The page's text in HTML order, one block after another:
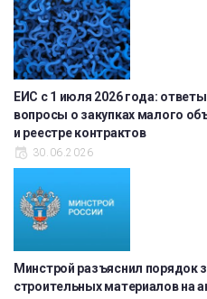
ЕИС с 1 июля 2026 года:
вопросы о закупках малого
и реестре контрактов
30.06.2026
Минстрой разъяснил порядок
строительных материалов на